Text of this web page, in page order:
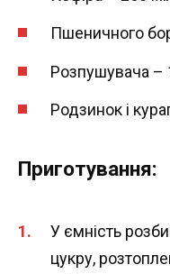
Пшеничного
Розпушувача –
Родзинок і
Приготування:
У ємність
цукру,